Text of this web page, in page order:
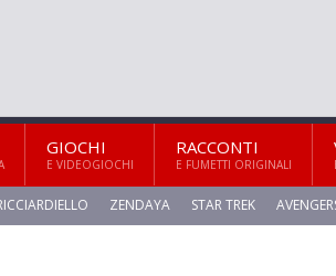
GIOCHI
E VIDEOGIOCHI
RACCONTI
E FUMETTI ORIGINALI
ZENDAYA STAR TREK